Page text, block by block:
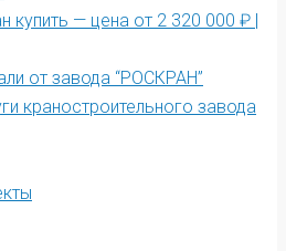
купить — цена от 2 320 000 ₽ |
от завода “РОСКРАН”
краностроительного завода